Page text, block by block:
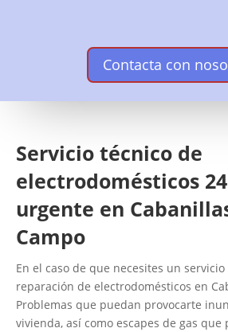
Contacta con
Servicio técnico de
electrodomésticos
urgente en
Campo
En el caso de que necesites un
reparación de electrodomésticos en
Problemas que puedan provocarte
vivienda, así como escapes de gas